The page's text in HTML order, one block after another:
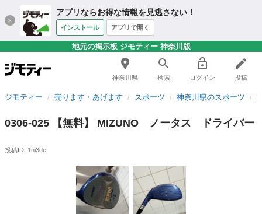
アプリならお得な情報を見逃さない！
インストール アプリで開く
地元の掲示板 ジモティー 神奈川版
神奈川県 検索 ログイン 投稿
ジモティー 売ります・あげます スポーツ 神奈川県のスポーツ
0306-025 【無料】 MIZUNO ノータス ドライバー
投稿ID: 1ni3de